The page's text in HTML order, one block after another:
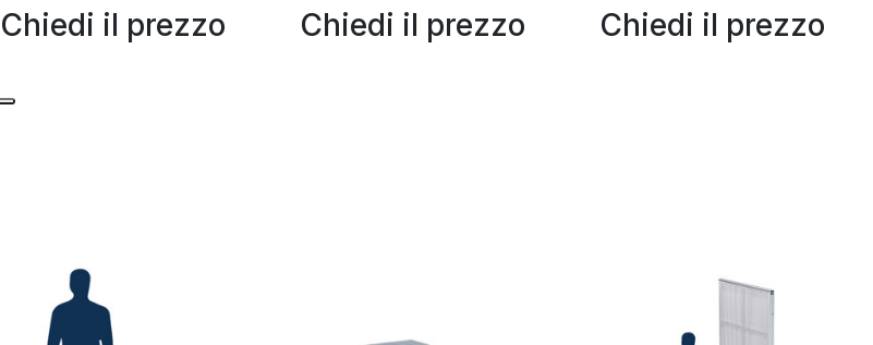
Chiedi il prezzo Chiedi il prezzo Chiedi il prezzo